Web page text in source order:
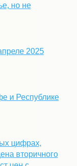
но не
2025
и Республике
цифрах,
вторичного